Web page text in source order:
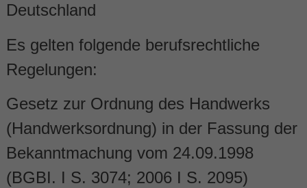
Deutschland
Es gelten folgende berufsrechtliche
Regelungen:
Gesetz zur Ordnung des Handwerks
(Handwerksordnung) in der Fassung der
Bekanntmachung vom 24.09.1998
(BGBI. I S. 3074; 2006 I S. 2095)